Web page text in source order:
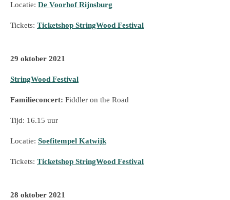
Locatie: De Voorhof Rijnsburg
Tickets: Ticketshop StringWood Festival
29 oktober 2021
StringWood Festival
Familieconcert: Fiddler on the Road
Tijd: 16.15 uur
Locatie: Soefitempel Katwijk
Tickets: Ticketshop StringWood Festival
28 oktober 2021